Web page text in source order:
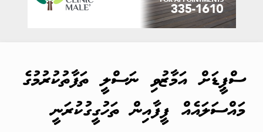
ސްޕީޑަށް އަމާޒުވި ނަސްލީ ތަފާތުކުރުމުގެ
މައްސަލައެއް ފީފާއިން ތަހުގީގުކުރަނީ